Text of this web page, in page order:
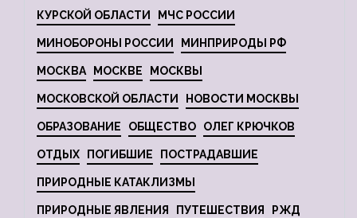
КУРСКОЙ ОБЛАСТИ МЧС РОССИИ
МИНОБОРОНЫ РОССИИ МИНПРИРОДЫ РФ
МОСКВА МОСКВЕ МОСКВЫ
МОСКОВСКОЙ ОБЛАСТИ НОВОСТИ МОСКВЫ
ОБРАЗОВАНИЕ ОБЩЕСТВО ОЛЕГ КРЮЧКОВ
ОТДЫХ ПОГИБШИЕ ПОСТРАДАВШИЕ
ПРИРОДНЫЕ КАТАКЛИЗМЫ
ПРИРОДНЫЕ ЯВЛЕНИЯ ПУТЕШЕСТВИЯ РЖД